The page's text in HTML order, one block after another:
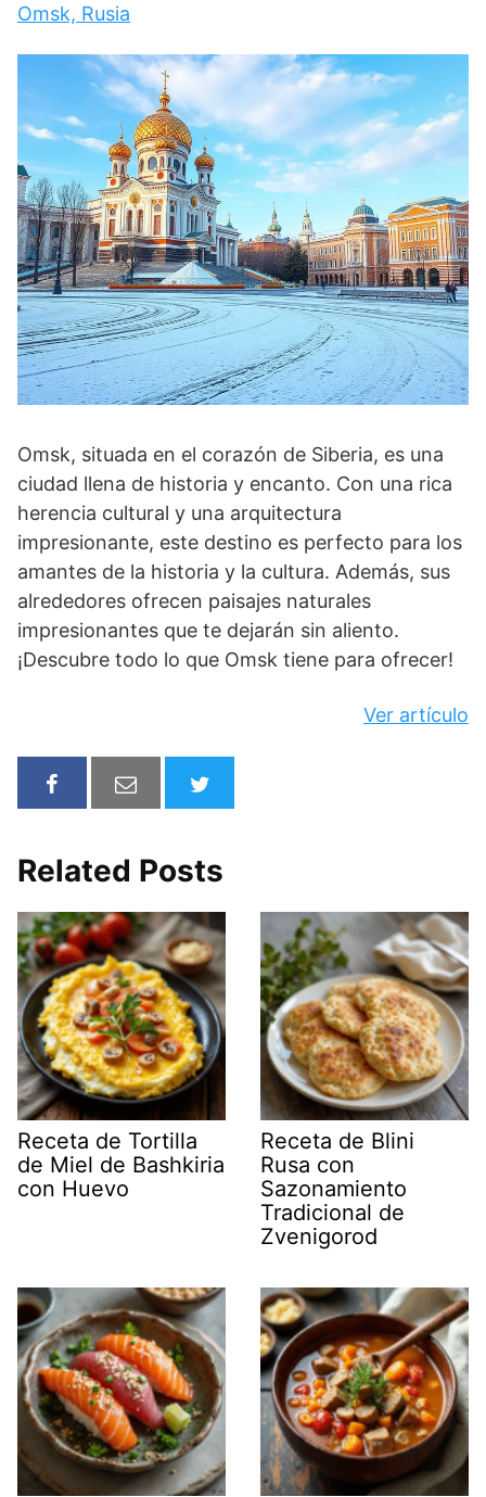
Omsk, Rusia
Omsk, situada en el corazón de Siberia, es una
ciudad llena de historia y encanto. Con una rica
herencia cultural y una arquitectura
impresionante, este destino es perfecto para los
amantes de la historia y la cultura. Además, sus
alrededores ofrecen paisajes naturales
impresionantes que te dejarán sin aliento.
¡Descubre todo lo que Omsk tiene para ofrecer!
Ver artículo
Related Posts
Receta de Tortilla
de Miel de Bashkiria
con Huevo
Receta de Blini
Rusa con
Sazonamiento
Tradicional de
Zvenigorod